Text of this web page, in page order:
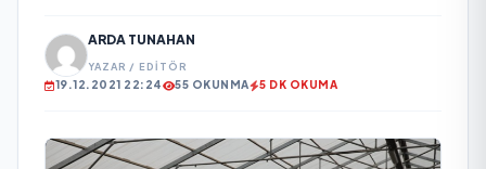
ARDA TUNAHAN
YAZAR / EDITÖR
19.12.2021 22:24 55 OKUNMA 5 DK OKUMA